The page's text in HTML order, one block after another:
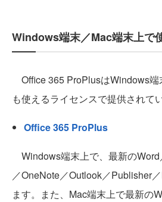
Windows端末／Mac端末上で
Office 365 ProPlusはWindows
も使えるライセンスで提供されてい
Office 365 ProPlus
Windows端末上で、最新の
／OneNote／Outlook／Publisher
ます。また、Mac端末上で最新の